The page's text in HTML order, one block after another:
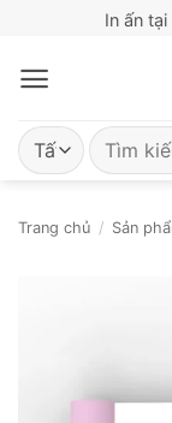
nội
In ấn
Tìm
kiếm:
Trang chủ / Sản